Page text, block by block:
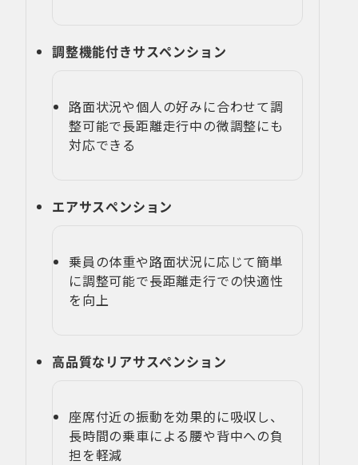
調整機能付きサスペンション
路面状況や個人の好みに合わせて調
整可能で長距離走行中の微調整にも
対応できる
エアサスペンション
乗員の体重や路面状況に応じて簡単
に調整可能で長距離走行での快適性
を向上
高品質なリアサスペンション
座席付近の振動を効果的に吸収し、
長時間の乗車による腰や背中への負
担を軽減